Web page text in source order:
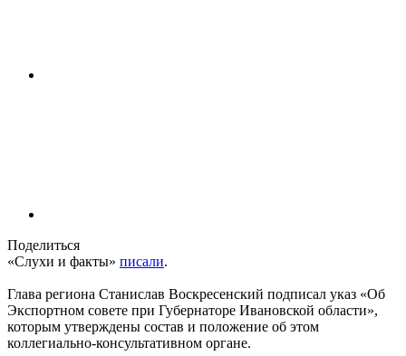
Поделиться
«Слухи и факты» писали.
Глава региона Станислав Воскресенский подписал указ «Об
Экспортном совете при Губернаторе Ивановской области»,
которым утверждены состав и положение об этом
коллегиально-консультативном органе.